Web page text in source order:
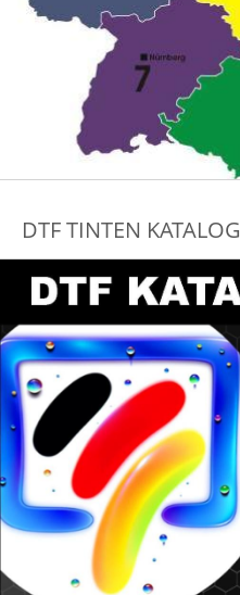
DTF TINTEN KATALOG